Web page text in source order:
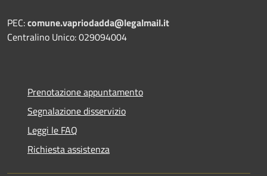
PEC:comune.vapriodadda@legalmail.it
Centralino Unico: 029094004
Prenotazione appuntamento
Segnalazione disservizio
Leggi le FAQ
Richiesta assistenza